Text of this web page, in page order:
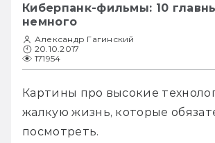
Киберпанк-фильмы: 10
немного
Александр Гагинский
20.10.2017
171954
Картины про высокие
жалкую жизнь, которые
посмотреть.